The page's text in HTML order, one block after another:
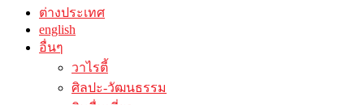
ต่างประเทศ
english
อื่นๆ
วาไรตี้
ศิลปะ-วัฒนธรรม